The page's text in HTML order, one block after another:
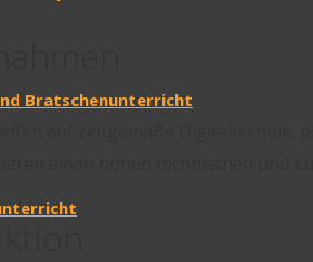
Bratschenunterricht
auf zeitgemäße Digitaltechnik,
einen hohen technischen und